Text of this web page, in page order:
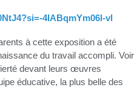
4IABqmYm06l-vl
à cette exposition a été
du travail accompli. Voir
devant leurs œuvres
éducative, la plus belle des